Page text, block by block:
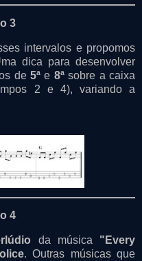
3
intervalos e propomos
dica para desenvolver
de 5ªe 8ªsobre a caixa
2 e 4), variando a
4
da música "Every
. Outras músicas que